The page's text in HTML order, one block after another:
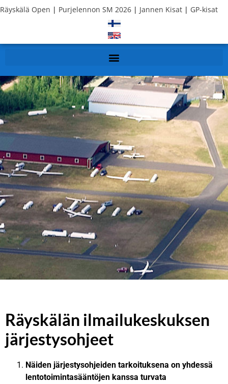
Räyskälä Open | Purjelennon SM 2026 | Jannen Kisat | GP-kisat
Räyskälään!
Räyskälään!
Räyskälään!
Räyskälän ilmailukeskuksen
järjestysohjeet
Näiden järjestysohjeiden tarkoituksena on yhdessä
lentotoimintasääntöjen kanssa turvata